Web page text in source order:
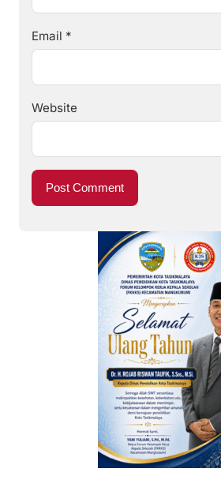
Email *
Website